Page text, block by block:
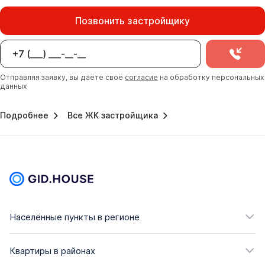
Позвонить застройщику
Отправляя заявку, вы даёте своё согласие на обработку персональных
данных
Подробнее Все ЖК застройщика
Населённые пункты в регионе
Квартиры в районах